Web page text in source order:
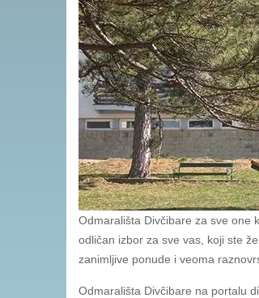
Odmarališta Divčibare za sve one
odličan izbor za sve vas, koji ste
zanimljive ponude i veoma
Odmarališta Divčibare na portalu